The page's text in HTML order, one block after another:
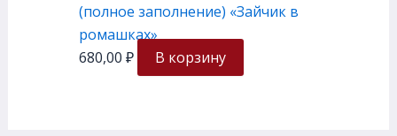
(полное заполнение) «Зайчик в
ромашках»
680,00 ₽ В корзину